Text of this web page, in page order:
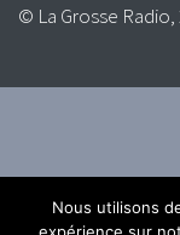
© La Grosse Radio,
Nous utilisons